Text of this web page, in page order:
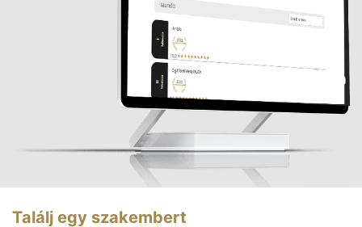
Találj egy szakembert